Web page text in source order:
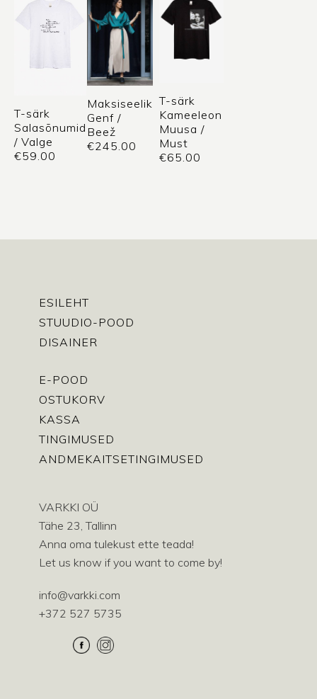
T-särk
Salasõnumid
/ Valge
€59.00
Maksiseelik
Genf /
Beež
€245.00
T-särk
Kameeleon
Muusa /
Must
€65.00
ESILEHT
STUUDIO-POOD
DISAINER
E-POOD
OSTUKORV
KASSA
TINGIMUSED
ANDMEKAITSETINGIMUSED
VARKKI OÜ
Tähe 23, Tallinn
Anna oma tulekust ette teada!
Let us know if you want to come by!
info@varkki.com
+372 527 5735